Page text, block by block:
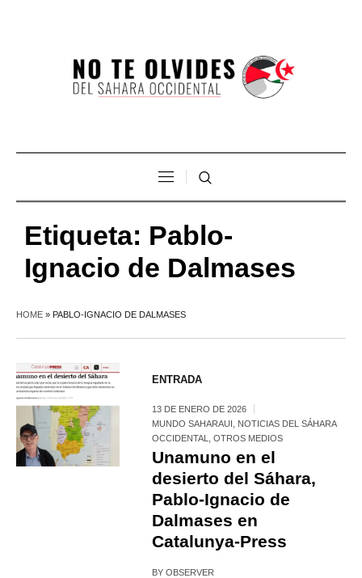
Etiqueta: Pablo-
Ignacio de Dalmases
HOME » PABLO-IGNACIO DE DALMASES
ENTRADA
13 DE ENERO DE 2026
MUNDO SAHARAUI
NOTICIAS DEL SÁHARA
OCCIDENTAL
,OTROS MEDIOS
Unamuno en el
desierto del Sáhara,
Pablo-Ignacio de
Dalmases en
Catalunya-Press
BYOBSERVER